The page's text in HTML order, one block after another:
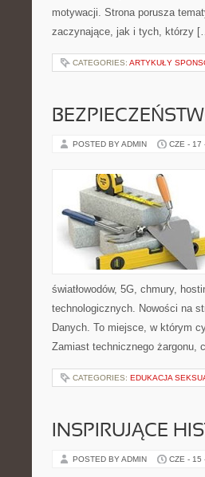
motywacji. Strona porusza
zaczynające, jak i tych, którzy
CATEGORIES: ARTYKUŁY
POSTED BY ADMIN CZE - 17
światłowodów, 5G, chmury,
technologicznych. Nowości na
Danych. To miejsce, w którym
Zamiast technicznego
CATEGORIES: EDUKACJA
INSPIRUJĄCE
POSTED BY ADMIN CZE - 15